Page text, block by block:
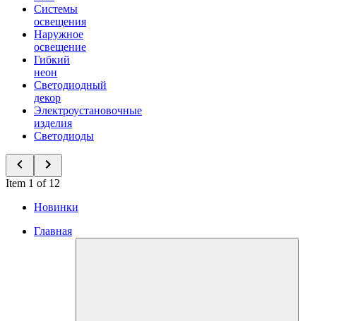
Системы
освещения
Наружное
освещение
Гибкий
неон
Светодиодный
декор
Электроустановочные
изделия
Светодиоды
Item 1 of 12
Новинки
Главная